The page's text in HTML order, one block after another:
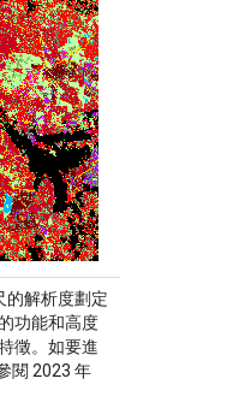
的解析度劃定
功能和高度
徵。如要進
閱 2023 年